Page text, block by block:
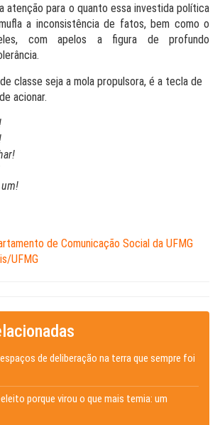
atenção para o quanto essa investida política
a inconsistência de fatos, bem como o
com apelos a figura de profundo
classe seja a mola propulsora, é a tecla de
acionar.
de Comunicação Social da UFMG
UFMG
de deliberação na terra que sempre foi
porque virou o que mais temia: um